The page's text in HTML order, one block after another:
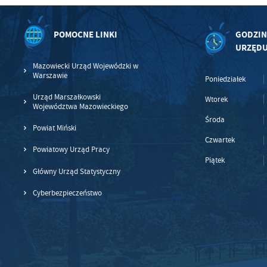
POMOCNE LINKI
Mazowiecki Urząd Wojewódzki w
Warszawie
Urząd Marszałkowski
Województwa Mazowieckiego
Powiat Miński
Powiatowy Urząd Pracy
Główny Urząd Statystyczny
Cyberbezpieczeństwo
Poniedziałek
Wtorek
Środa
Czwartek
Piątek